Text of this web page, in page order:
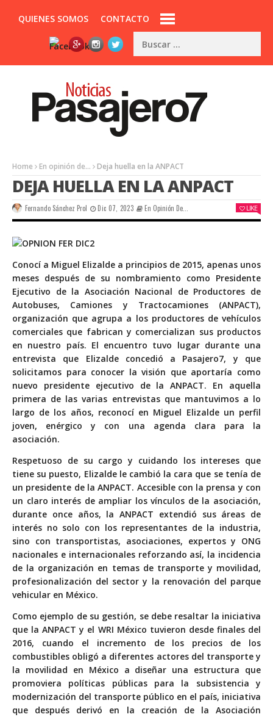
QUIENES SOMOS CONTACTO
Home En opinión de... Deja huella en la ANPACT
DEJA HUELLA EN LA ANPACT
Fernando Sánchez Prol Dic 07, 2023 En Opinión De... LIKE
Conocí a Miguel Elizalde a principios de 2015, apenas unos
meses después de su nombramiento como Presidente
Ejecutivo de la Asociación Nacional de Productores de
Autobuses, Camiones y Tractocamiones (ANPACT),
organización que agrupa a los productores de vehículos
comerciales que fabrican y comercializan sus productos
en nuestro país. El encuentro tuvo lugar durante una
entrevista que Elizalde concedió a Pasajero7, y que
solicitamos para conocer la visión que aportaría como
nuevo presidente ejecutivo de la ANPACT. En aquella
primera de las varias entrevistas que mantuvimos a lo
largo de los años, reconocí en Miguel Elizalde un perfil
joven, enérgico y con una agenda clara para la
asociación.
Respetuoso de su cargo y cuidando los intereses que
tiene su puesto, Elizalde le cambió la cara que se tenía de
un presidente de la ANPACT. Accesible con la prensa y con
un claro interés de ampliar los vínculos de la asociación,
durante once años, la ANPACT extendió sus áreas de
interés no solo con los representantes de la industria,
sino con transportistas, asociaciones, expertos y ONG
nacionales e internacionales reforzando así, la incidencia
de la organización en temas de transporte y movilidad,
profesionalización del sector y la renovación del parque
vehicular en México.
Como ejemplo de su gestión, se debe resaltar la iniciativa
que la ANPACT y el WRI México tuvieron desde finales del
2016, cuando el incremento de los precios de los
combustibles obligó a diferentes actores del transporte y
la movilidad en México a diseñar una estructura que
promoviera políticas públicas para la subsistencia y
modernización del transporte público en el país, iniciativa
que después derivó en la creación de la Asociación